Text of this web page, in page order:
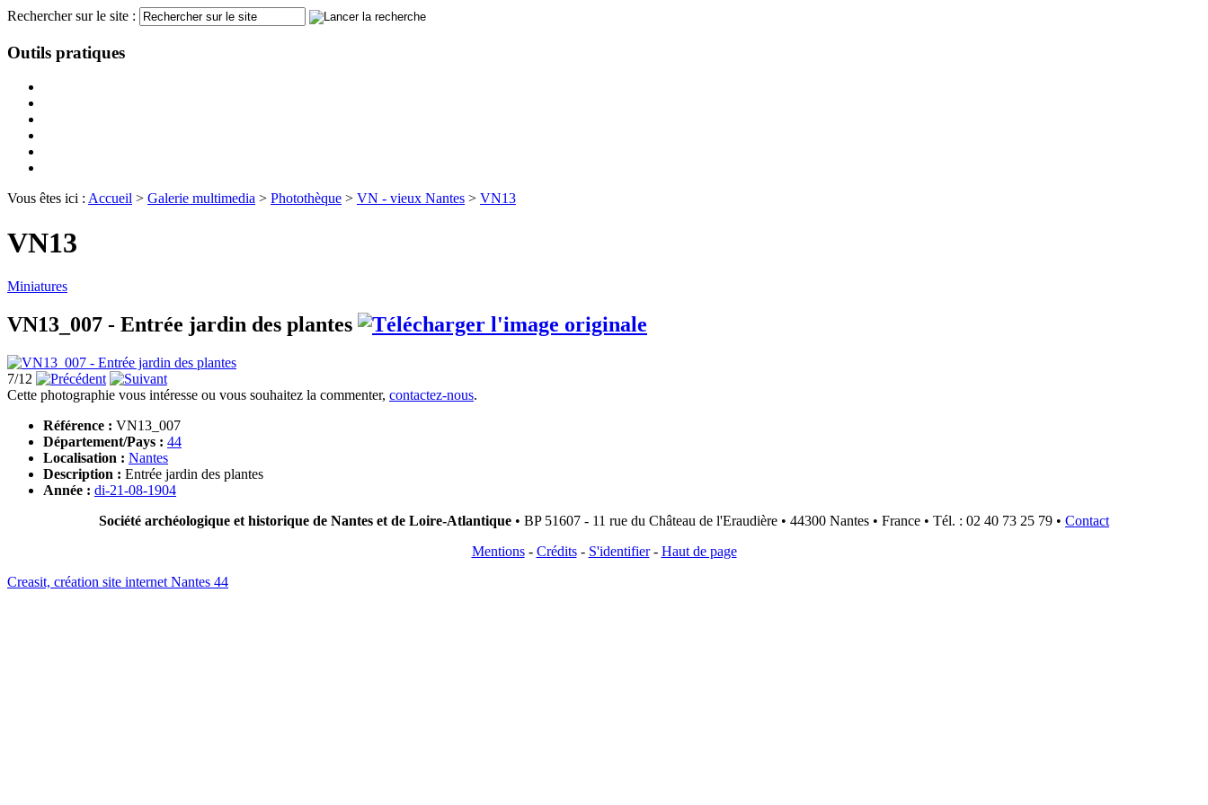
Rechercher sur le site :
Outils pratiques
Vous êtes ici : Accueil > Galerie multimedia > Photothèque > VN - vieux Nantes > VN13
VN13
Miniatures
VN13_007 - Entrée jardin des plantes
7/12
Cette photographie vous intéresse ou vous souhaitez la commenter, contactez-nous.
Référence : VN13_007
Département/Pays : 44
Localisation : Nantes
Description : Entrée jardin des plantes
Année : di-21-08-1904
Société archéologique et historique de Nantes et de Loire-Atlantique • BP 51607 - 11 rue du Château de l'Eraudière • 44300 Nantes • France • Tél. : 02 40 73 25 79 • Contact
Mentions- Crédits- S'identifier- Haut de page
Creasit, création site internet Nantes 44